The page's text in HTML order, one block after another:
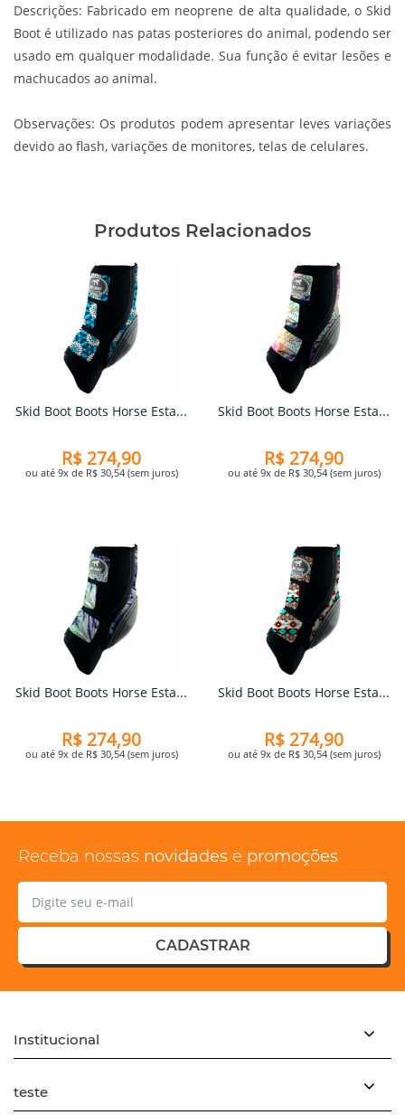
Descrições: Fabricado em neoprene de alta qualidade, o Skid
Boot é utilizado nas patas posteriores do animal, podendo ser
usado em qualquer modalidade. Sua função é evitar lesões e
machucados ao animal.
Observações: Os produtos podem apresentar leves variações
devido ao flash, variações de monitores, telas de celulares.
Produtos Relacionados
Skid Boot Boots Horse Esta...
R$ 274,90
ou até 9x de R$ 30,54 (sem juros)
Skid Boot Boots Horse Esta...
R$ 274,90
ou até 9x de R$ 30,54 (sem juros)
Skid Boot Boots Horse Esta...
R$ 274,90
ou até 9x de R$ 30,54 (sem juros)
Skid Boot Boots Horse Esta...
R$ 274,90
ou até 9x de R$ 30,54 (sem juros)
Receba nossas novidades e promoções
CADASTRAR
Institucional
teste